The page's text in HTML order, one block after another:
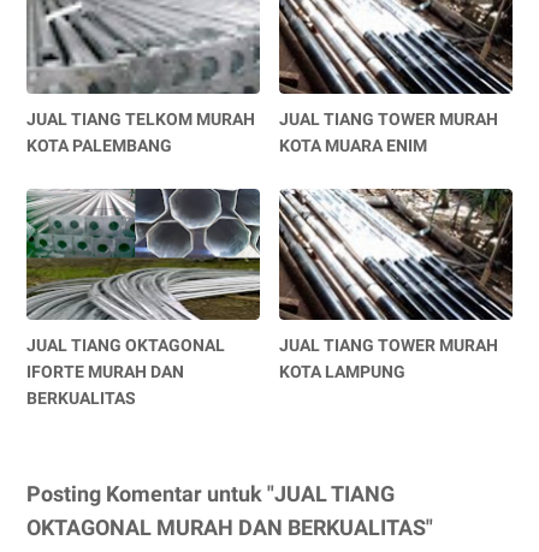
JUAL TIANG TELKOM MURAH
KOTA PALEMBANG
JUAL TIANG TOWER MURAH
KOTA MUARA ENIM
JUAL TIANG OKTAGONAL
IFORTE MURAH DAN
BERKUALITAS
JUAL TIANG TOWER MURAH
KOTA LAMPUNG
Posting Komentar untuk "JUAL TIANG
OKTAGONAL MURAH DAN BERKUALITAS"